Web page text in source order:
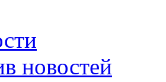
новостей